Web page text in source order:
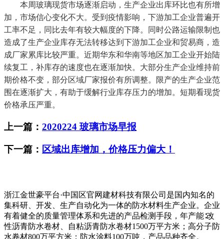
本周玻璃现货市场逐渐启动，生产企业出库环比也有所增
加，市场信心变化不大。受到疫情影响，下游加工企业普遍开
工率不足，同比去年有较大幅度的下降。同时公路运输限制也
造成了生产企业库存无法转移达到下游加工企业和贸易商，造
成厂家累库比较严重。近期华东和华南等地区加工企业开始陆
续复工，补库存的速度也在逐渐加快。大部分生产企业维持前
期价格不变，部分区域厂家报价有所调整。限产的生产企业范
围在逐渐扩大，有助于缓解行业库存压力的增加。短期看现货
价格承压严重。
上一篇： 2020224 玻璃市场早报
下一篇： 区域出库增加，价格压力偏大！
浙江金世豪平台·中国区官网建材科技有限公司是国内知名的
集科研、开发、生产自动化为一体的防水材料生产企业。企业
有着健全的质量管理体系和先进的产品检测手段，年产能∶改
性沥青防水卷材、自粘沥青防水卷材1500万平方米；高分子防
水卷材800万平方米；防水涂料100万吨，产品品种齐全。